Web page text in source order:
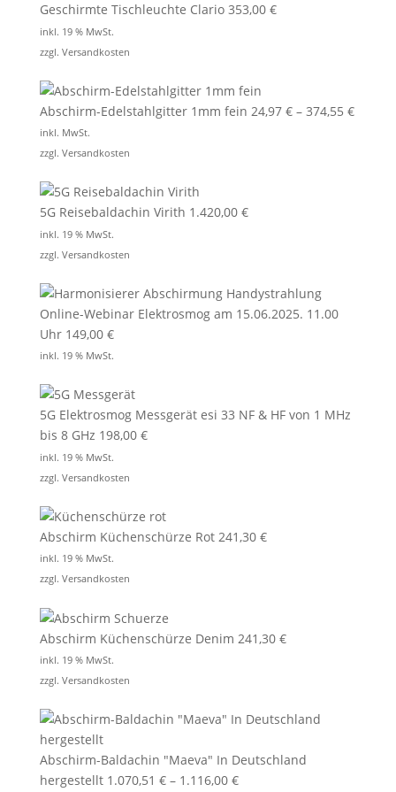
Geschirmte Tischleuchte Clario 353,00 €
inkl. 19 % MwSt.
zzgl. Versandkosten
Abschirm-Edelstahlgitter 1mm fein 24,97 €– 374,55 €
inkl. MwSt.
zzgl. Versandkosten
5G Reisebaldachin Virith 1.420,00 €
inkl. 19 % MwSt.
zzgl. Versandkosten
Online-Webinar Elektrosmog am 15.06.2025. 11.00
Uhr 149,00 €
inkl. 19 % MwSt.
5G Elektrosmog Messgerät esi 33 NF & HF von 1 MHz
bis 8 GHz 198,00 €
inkl. 19 % MwSt.
zzgl. Versandkosten
Abschirm Küchenschürze Rot 241,30 €
inkl. 19 % MwSt.
zzgl. Versandkosten
Abschirm Küchenschürze Denim 241,30 €
inkl. 19 % MwSt.
zzgl. Versandkosten
Abschirm-Baldachin "Maeva" In Deutschland
hergestellt 1.070,51 €– 1.116,00 €